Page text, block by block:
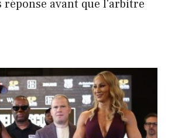
réponse avant que l'arbitre